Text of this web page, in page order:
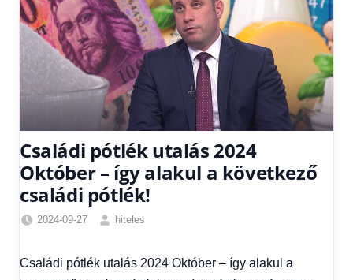
Családi pótlék utalás 2024
Október – így alakul a következő
családi pótlék!
2024-09-27
hiteles
utalása,
Családi pótlék utalás 2024 Október – így alakul a